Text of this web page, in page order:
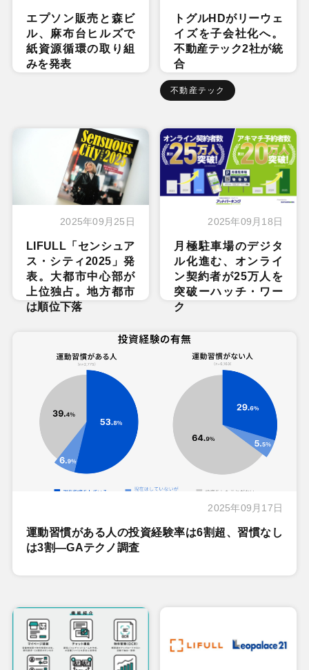
エプソン販売と森ビ
ル、麻布台ヒルズで
紙資源循環の取り組
みを発表
トグルHDがリーウェ
イズを子会社化へ。
不動産テック2社が統
合
不動産テック
2025年09月25日
LIFULL「センシュア
ス・シティ2025」発
表。大都市中心部が
上位独占。地方都市
は順位下落
2025年09月18日
月極駐車場のデジタ
ル化進む、オンライ
ン契約者が25万人を
突破ーハッチ・ワー
ク
2025年09月17日
運動習慣がある人の投資経験率は6割超、習慣なし
は3割―GAテクノ調査